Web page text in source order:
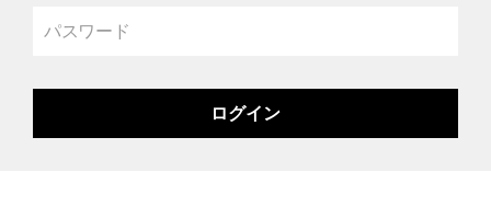
パスワード